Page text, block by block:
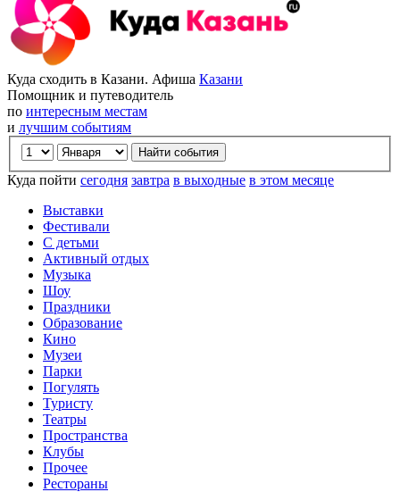
Куда сходить в Казани. Афиша Казани
Помощник и путеводитель
по интересным местам
и лучшим событиям
Куда пойти сегодня завтра в выходные в этом месяце
Выставки
Фестивали
С детьми
Активный отдых
Музыка
Шоу
Праздники
Образование
Кино
Музеи
Парки
Погулять
Туристу
Театры
Пространства
Клубы
Прочее
Рестораны